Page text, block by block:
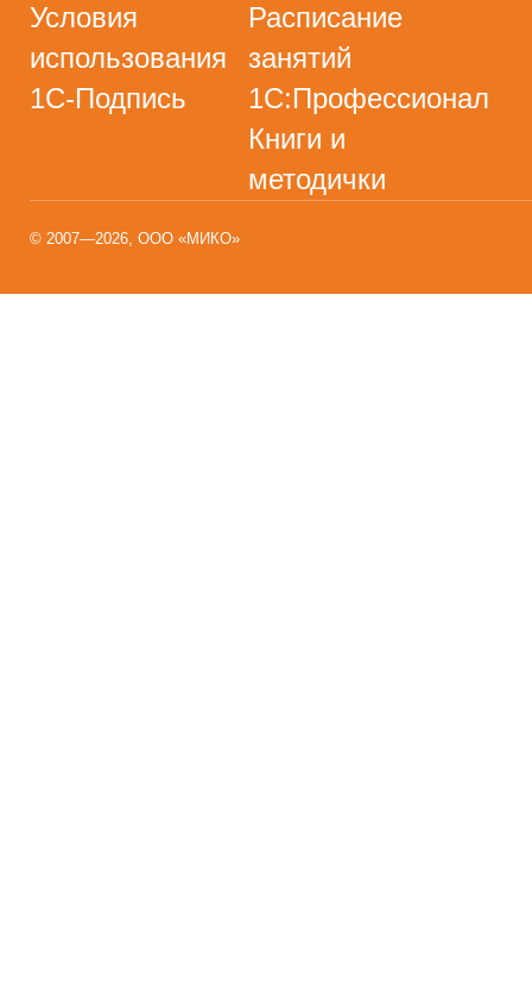
Условия
использования
1С-Подпись
Расписание
занятий
1С:Профессионал
Книги и
методички
© 2007—2026, ООО «МИКО»